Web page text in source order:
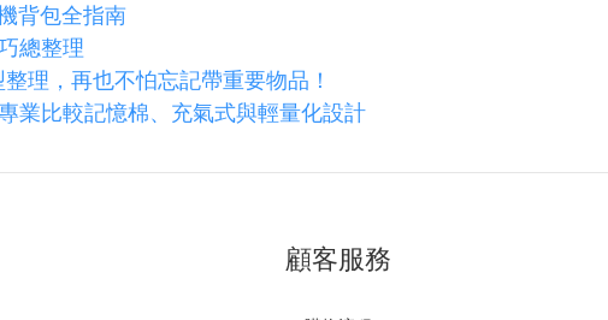
背包全指南
總整理
理，再也不怕忘記帶重要物品！
業比較記憶棉、充氣式與輕量化設計
顧客服務